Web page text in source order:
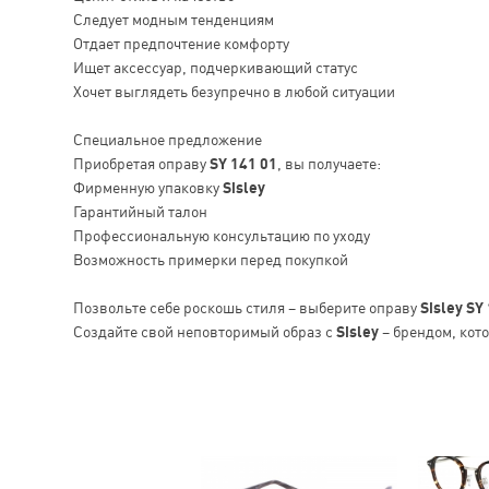
Следует модным тенденциям
Отдает предпочтение комфорту
Ищет аксессуар, подчеркивающий статус
Хочет выглядеть безупречно в любой ситуации
Специальное предложение
Приобретая оправуSY 141 01 , вы получаете:
Фирменную упаковкуSisley
Гарантийный талон
Профессиональную консультацию по уходу
Возможность примерки перед покупкой
Позвольте себе роскошь стиля – выберите оправуSisley SY
Создайте свой неповторимый образ с Sisley– брендом,